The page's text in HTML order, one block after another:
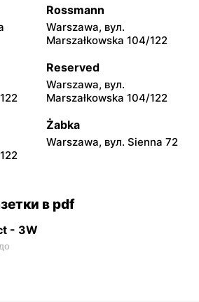
Wojciecha 39
3W
3W
3W
Rossmann
Warszawa, вул.
Marszałkowska 104/122
Reserved
Warszawa, вул.
Marszałkowska 104/122
Żabka
Warszawa, вул. Sienna 72
в pdf
- 3W